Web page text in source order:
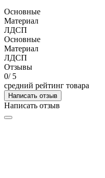
Основные
Материал
ЛДСП
Основные
Материал
ЛДСП
Отзывы
0/ 5
средний рейтинг товара
Написать отзыв
Написать отзыв